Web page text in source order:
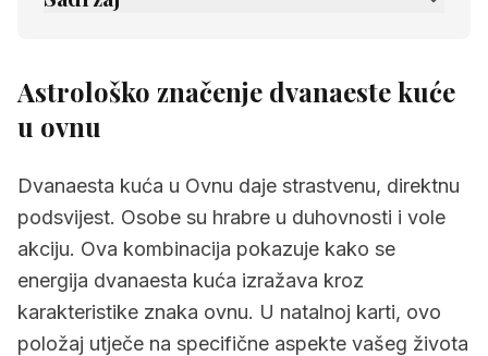
2. Povezane stranice
Astrološko značenje dvanaeste kuće
u ovnu
Dvanaesta kuća u Ovnu daje strastvenu, direktnu
podsvijest. Osobe su hrabre u duhovnosti i vole
akciju. Ova kombinacija pokazuje kako se
energija dvanaesta kuća izražava kroz
karakteristike znaka ovnu. U natalnoj karti, ovo
položaj utječe na specifične aspekte vašeg života